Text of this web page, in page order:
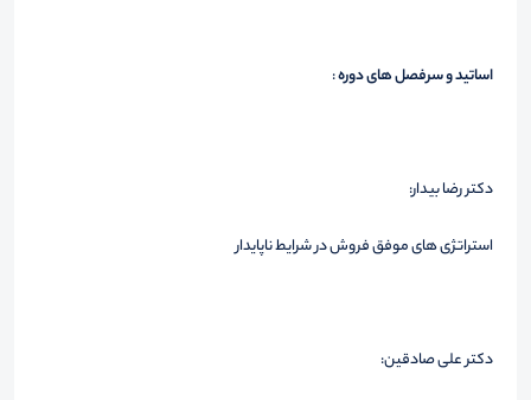
اساتید و سرفصل های دوره:
دکتر رضا بیدار:
استراتژی های موفق فروش در شرایط ناپایدار
دکتر علی صادقین: